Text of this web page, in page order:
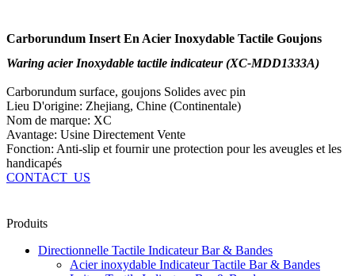
Carborundum Insert En Acier Inoxydable Tactile Goujons
Waring acier Inoxydable tactile indicateur (XC-MDD1333A)
Carborundum surface, goujons Solides avec pin
Lieu D'origine: Zhejiang, Chine (Continentale)
Nom de marque: XC
Avantage: Usine Directement Vente
Fonction: Anti-slip et fournir une protection pour les aveugles et les
handicapés
CONTACT_US
Produits
Directionnelle Tactile Indicateur Bar & Bandes
Acier inoxydable Indicateur Tactile Bar & Bandes